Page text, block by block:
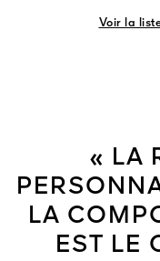
Voir la
« LA
LA
EST LE